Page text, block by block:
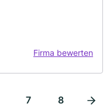
Firma bewerten
7 8